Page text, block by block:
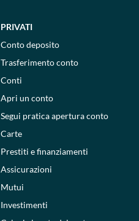
PRIVATI
Conto deposito
Trasferimento conto
Conti
Apri un conto
Segui pratica apertura conto
Carte
Prestiti e finanziamenti
Assicurazioni
Mutui
Investimenti